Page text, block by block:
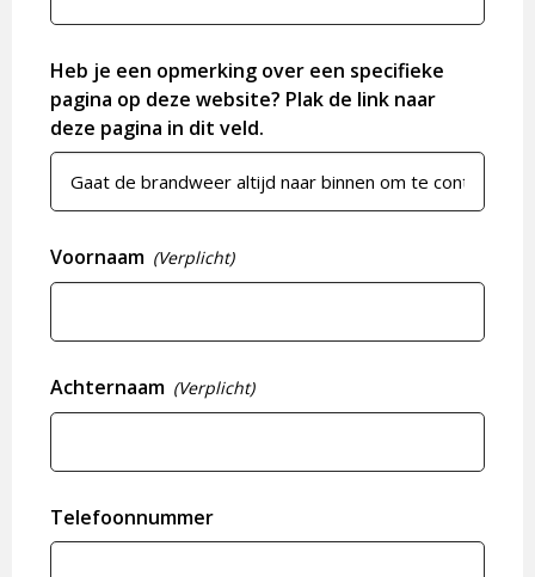
Heb je een opmerking over een specifieke
pagina op deze website? Plak de link naar
deze pagina in dit veld.
Voornaam (Verplicht)
Achternaam (Verplicht)
Telefoonnummer